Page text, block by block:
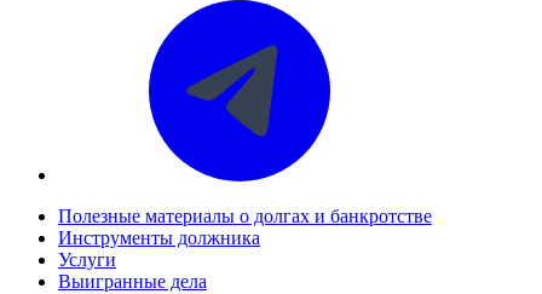
Полезные материалы о долгах и банкротстве
Инструменты должника
Услуги
Выигранные дела